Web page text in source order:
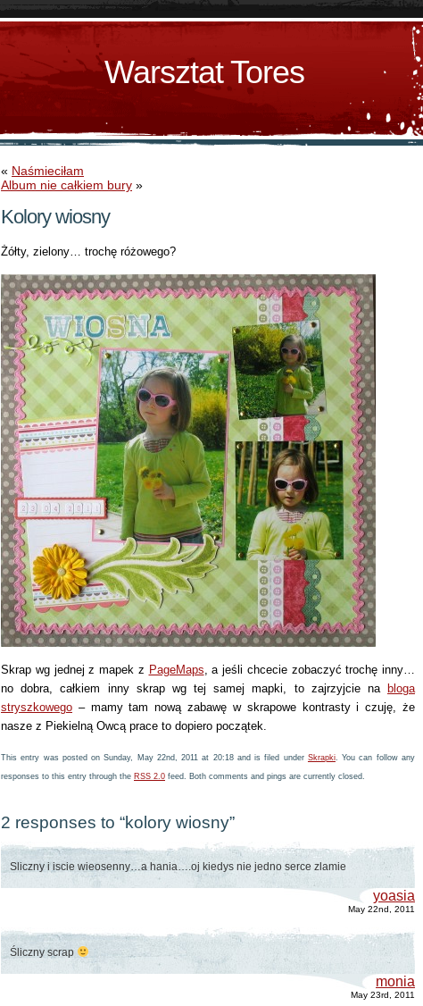
Warsztat Tores
« Naśmieciłam
Album nie całkiem bury »
Kolory wiosny
Żółty, zielony… trochę różowego?
Skrap wg jednej z mapek z PageMaps, a jeśli chcecie zobaczyć trochę inny…
no dobra, całkiem inny skrap wg tej samej mapki, to zajrzyjcie na bloga
stryszkowego – mamy tam nową zabawę w skrapowe kontrasty i czuję, że
nasze z Piekielną Owcą prace to dopiero początek.
This entry was posted on Sunday, May 22nd, 2011 at 20:18 and is filed under Skrapki. You can follow any
responses to this entry through the RSS 2.0 feed. Both comments and pings are currently closed.
2 responses to “kolory wiosny”
Sliczny i iscie wieosenny…a hania….oj kiedys nie jedno serce zlamie
yoasia
May 22nd, 2011
Śliczny scrap
monia
May 23rd, 2011